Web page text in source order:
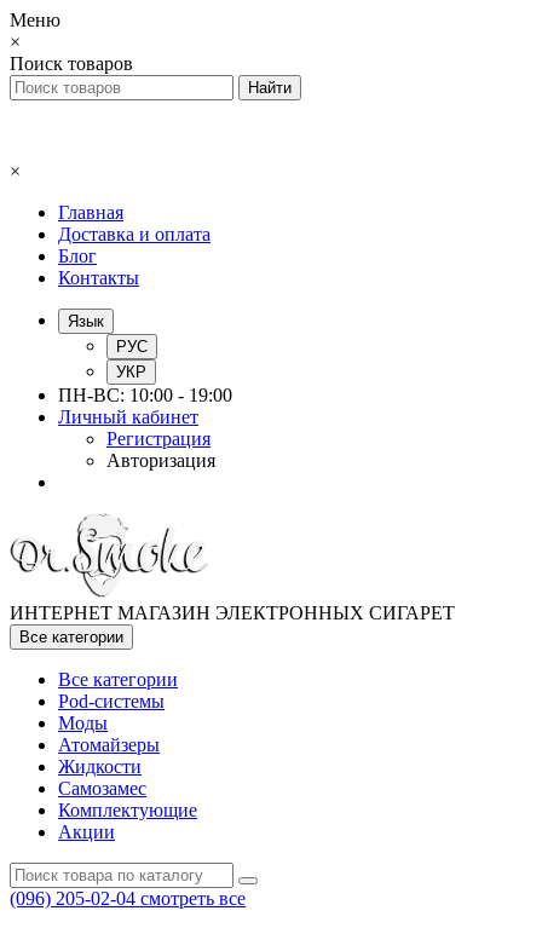
Меню
×
Поиск товаров
×
Главная
Доставка и оплата
Блог
Контакты
Язык
РУС
УКР
ПН-ВС: 10:00 - 19:00
Личный кабинет
Регистрация
Авторизация
ИНТЕРНЕТ МАГАЗИН ЭЛЕКТРОННЫХ СИГАРЕТ
Все категории
Все категории
Pod-системы
Моды
Атомайзеры
Жидкости
Самозамес
Комплектующие
Акции
(096) 205-02-04 смотреть все